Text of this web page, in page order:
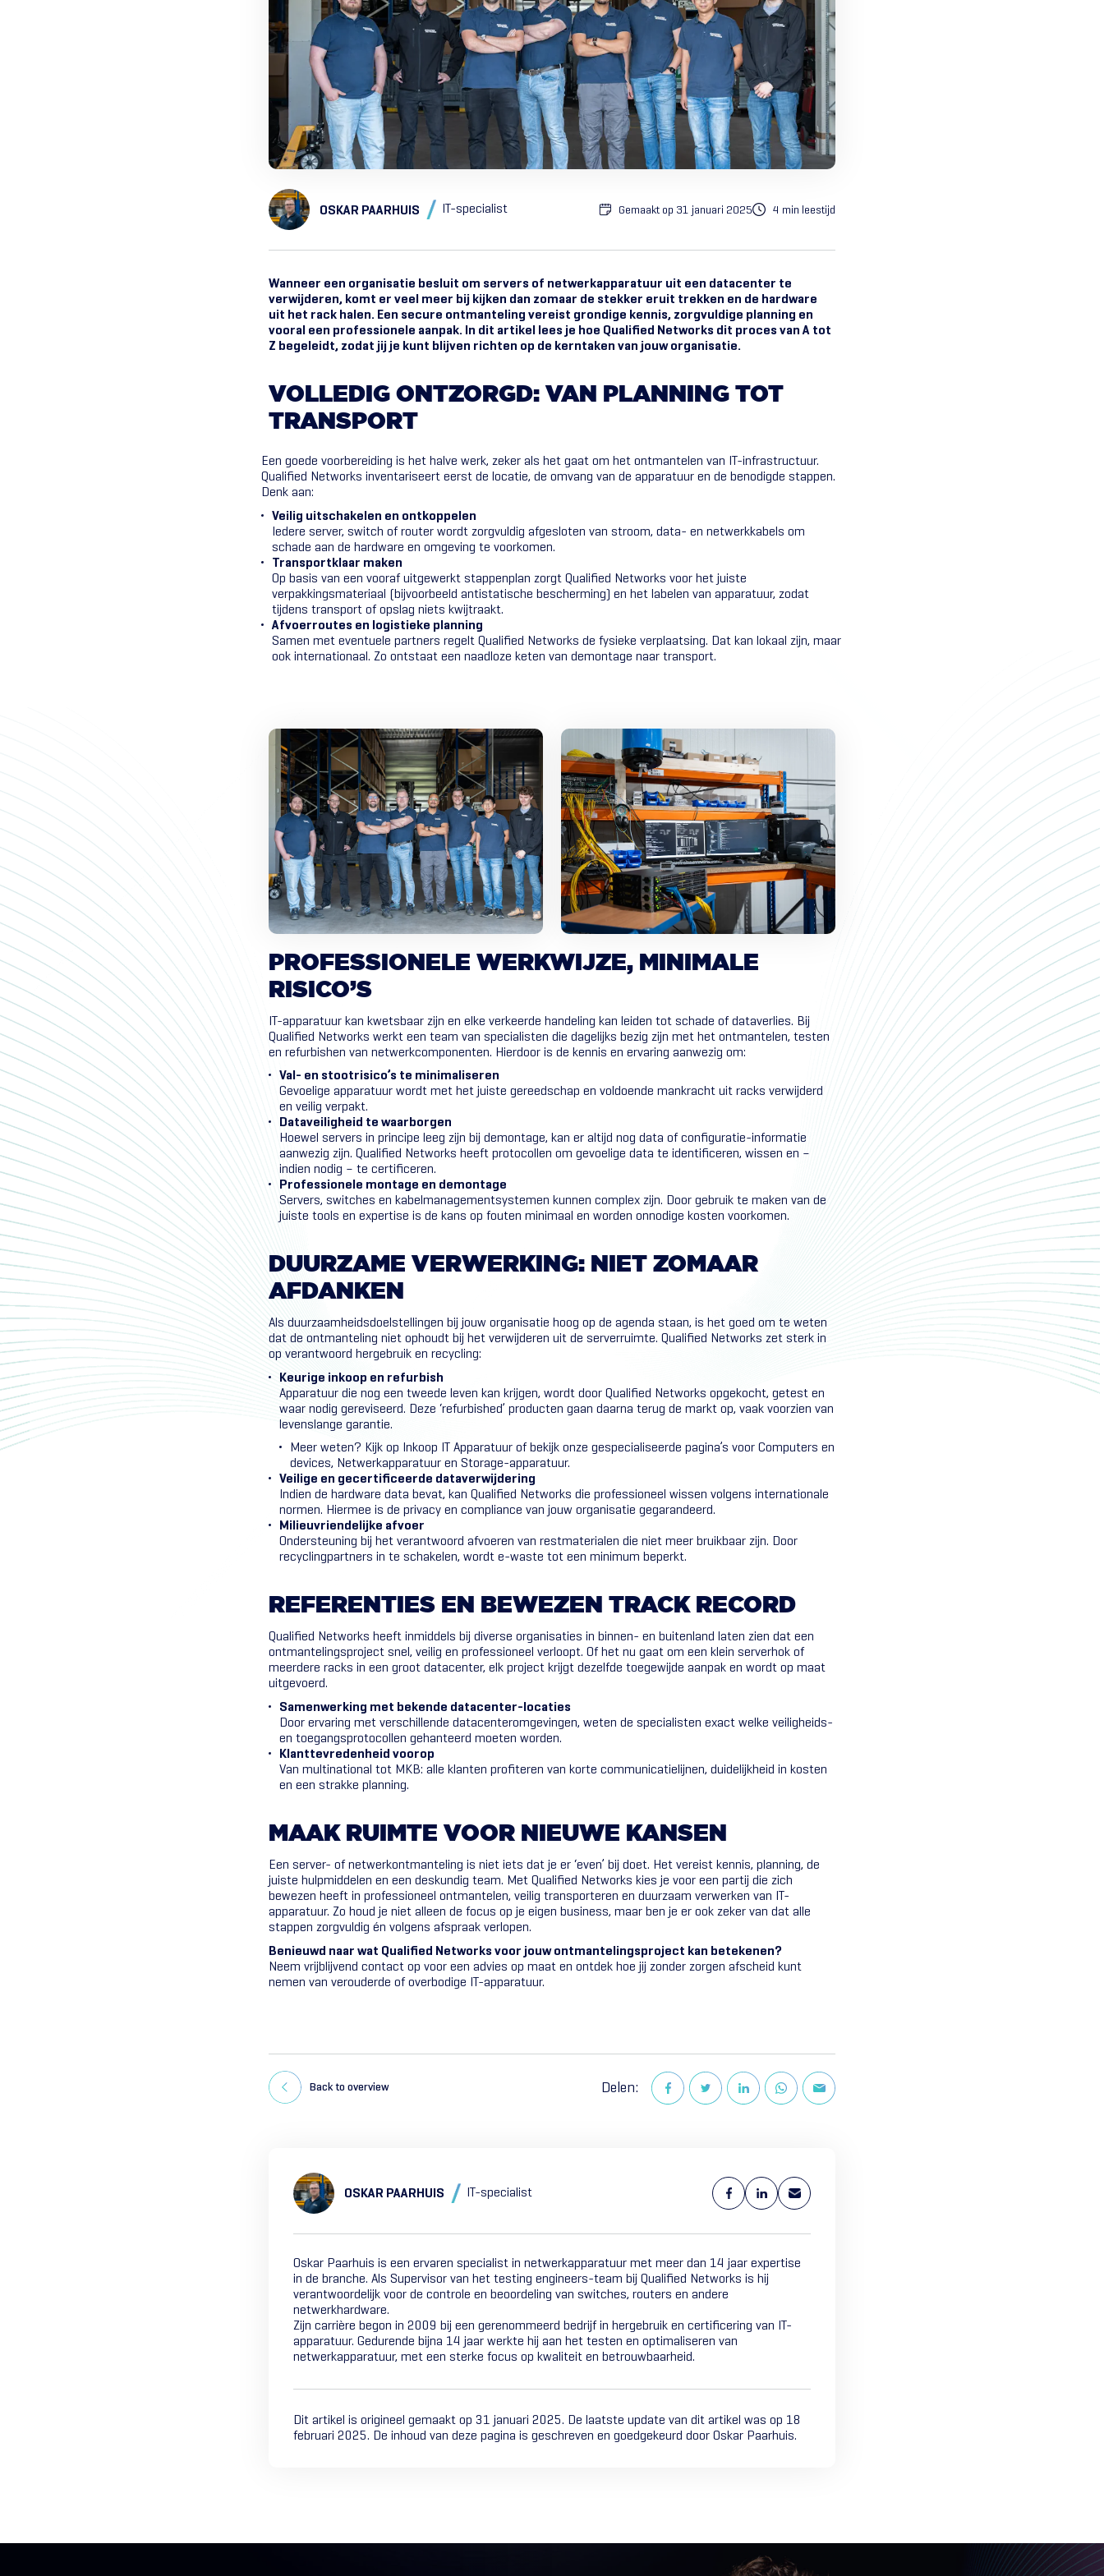
OSKAR PAARHUIS IT-specialist Gemaakt op 31 januari 2025 4 min leestijd
Wanneer een organisatie besluit om servers of netwerkapparatuur uit een datacenter te
verwijderen, komt er veel meer bij kijken dan zomaar de stekker eruit trekken en de hardware
uit het rack halen. Een secure ontmanteling vereist grondige kennis, zorgvuldige planning en
vooral een professionele aanpak. In dit artikel lees je hoe Qualified Networks dit proces van A tot
Z begeleidt, zodat jij je kunt blijven richten op de kerntaken van jouw organisatie.
VOLLEDIG ONTZORGD: VAN PLANNING TOT
TRANSPORT
Een goede voorbereiding is het halve werk, zeker als het gaat om het ontmantelen van IT-infrastructuur.
Qualified Networks inventariseert eerst de locatie, de omvang van de apparatuur en de benodigde stappen.
Denk aan:
Veilig uitschakelen en ontkoppelen
Iedere server, switch of router wordt zorgvuldig afgesloten van stroom, data- en netwerkkabels om
schade aan de hardware en omgeving te voorkomen.
Transportklaar maken
Op basis van een vooraf uitgewerkt stappenplan zorgt Qualified Networks voor het juiste
verpakkingsmateriaal (bijvoorbeeld antistatische bescherming) en het labelen van apparatuur, zodat
tijdens transport of opslag niets kwijtraakt.
Afvoerroutes en logistieke planning
Samen met eventuele partners regelt Qualified Networks de fysieke verplaatsing. Dat kan lokaal zijn, maar
ook internationaal. Zo ontstaat een naadloze keten van demontage naar transport.
PROFESSIONELE WERKWIJZE, MINIMALE
RISICO’S
IT-apparatuur kan kwetsbaar zijn en elke verkeerde handeling kan leiden tot schade of dataverlies. Bij
Qualified Networks werkt een team van specialisten die dagelijks bezig zijn met het ontmantelen, testen
en refurbishen van netwerkcomponenten. Hierdoor is de kennis en ervaring aanwezig om:
Val- en stootrisico’s te minimaliseren
Gevoelige apparatuur wordt met het juiste gereedschap en voldoende mankracht uit racks verwijderd
en veilig verpakt.
Dataveiligheid te waarborgen
Hoewel servers in principe leeg zijn bij demontage, kan er altijd nog data of configuratie-informatie
aanwezig zijn. Qualified Networks heeft protocollen om gevoelige data te identificeren, wissen en –
indien nodig – te certificeren.
Professionele montage en demontage
Servers, switches en kabelmanagementsystemen kunnen complex zijn. Door gebruik te maken van de
juiste tools en expertise is de kans op fouten minimaal en worden onnodige kosten voorkomen.
DUURZAME VERWERKING: NIET ZOMAAR
AFDANKEN
Als duurzaamheidsdoelstellingen bij jouw organisatie hoog op de agenda staan, is het goed om te weten
dat de ontmanteling niet ophoudt bij het verwijderen uit de serverruimte. Qualified Networks zet sterk in
op verantwoord hergebruik en recycling:
Keurige inkoop en refurbish
Apparatuur die nog een tweede leven kan krijgen, wordt door Qualified Networks opgekocht, getest en
waar nodig gereviseerd. Deze ‘refurbished’ producten gaan daarna terug de markt op, vaak voorzien van
levenslange garantie.
Meer weten? Kijk op Inkoop IT Apparatuur of bekijk onze gespecialiseerde pagina’s voor Computers en
devices, Netwerkapparatuur en Storage-apparatuur.
Veilige en gecertificeerde dataverwijdering
Indien de hardware data bevat, kan Qualified Networks die professioneel wissen volgens internationale
normen. Hiermee is de privacy en compliance van jouw organisatie gegarandeerd.
Milieuvriendelijke afvoer
Ondersteuning bij het verantwoord afvoeren van restmaterialen die niet meer bruikbaar zijn. Door
recyclingpartners in te schakelen, wordt e-waste tot een minimum beperkt.
REFERENTIES EN BEWEZEN TRACK RECORD
Qualified Networks heeft inmiddels bij diverse organisaties in binnen- en buitenland laten zien dat een
ontmantelingsproject snel, veilig en professioneel verloopt. Of het nu gaat om een klein serverhok of
meerdere racks in een groot datacenter, elk project krijgt dezelfde toegewijde aanpak en wordt op maat
uitgevoerd.
Samenwerking met bekende datacenter-locaties
Door ervaring met verschillende datacenteromgevingen, weten de specialisten exact welke veiligheids-
en toegangsprotocollen gehanteerd moeten worden.
Klanttevredenheid voorop
Van multinational tot MKB: alle klanten profiteren van korte communicatielijnen, duidelijkheid in kosten
en een strakke planning.
MAAK RUIMTE VOOR NIEUWE KANSEN
Een server- of netwerkontmanteling is niet iets dat je er ‘even’ bij doet. Het vereist kennis, planning, de
juiste hulpmiddelen en een deskundig team. Met Qualified Networks kies je voor een partij die zich
bewezen heeft in professioneel ontmantelen, veilig transporteren en duurzaam verwerken van IT-
apparatuur. Zo houd je niet alleen de focus op je eigen business, maar ben je er ook zeker van dat alle
stappen zorgvuldig én volgens afspraak verlopen.
Benieuwd naar wat Qualified Networks voor jouw ontmantelingsproject kan betekenen?
Neem vrijblijvend contact op voor een advies op maat en ontdek hoe jij zonder zorgen afscheid kunt
nemen van verouderde of overbodige IT-apparatuur.
Back to overview Delen:
OSKAR PAARHUIS IT-specialist
Oskar Paarhuis is een ervaren specialist in netwerkapparatuur met meer dan 14 jaar expertise
in de branche. Als Supervisor van het testing engineers-team bij Qualified Networks is hij
verantwoordelijk voor de controle en beoordeling van switches, routers en andere
netwerkhardware.
Zijn carrière begon in 2009 bij een gerenommeerd bedrijf in hergebruik en certificering van IT-
apparatuur. Gedurende bijna 14 jaar werkte hij aan het testen en optimaliseren van
netwerkapparatuur, met een sterke focus op kwaliteit en betrouwbaarheid.
Dit artikel is origineel gemaakt op 31 januari 2025. De laatste update van dit artikel was op 18
februari 2025. De inhoud van deze pagina is geschreven en goedgekeurd door Oskar Paarhuis.